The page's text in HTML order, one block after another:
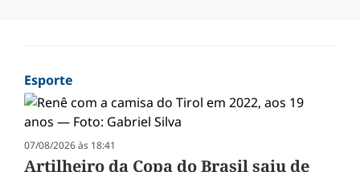
Esporte
07/08/2026 às 18:41
Artilheiro da Copa do Brasil saiu de